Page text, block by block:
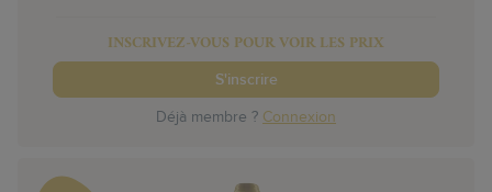
INSCRIVEZ-VOUS POUR VOIR LES PRIX
S'inscrire
Déjà membre ? Connexion